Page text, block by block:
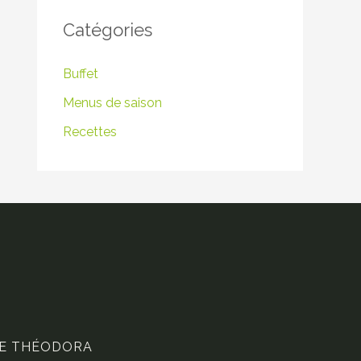
Catégories
Buffet
Menus de saison
Recettes
THÉODORA